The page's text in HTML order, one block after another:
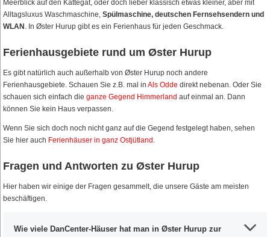
Meerblick auf den Kattegat, oder doch lieber klassisch etwas kleiner, aber mit
Alltagsluxus Waschmaschine, Spülmaschine, deutschen Fernsehsendern und
WLAN . In Øster Hurup gibt es ein Ferienhaus für jeden Geschmack.
Ferienhausgebiete rund um Øster Hurup
Es gibt natürlich auch außerhalb von Øster Hurup noch andere
Ferienhausgebiete. Schauen Sie z.B. mal in Als Odde direkt nebenan. Oder Sie
schauen sich einfach die ganze Gegend Himmerland auf einmal an. Dann
können Sie kein Haus verpassen.
Wenn Sie sich doch noch nicht ganz auf die Gegend festgelegt haben, sehen
Sie hier auch Ferienhäuser in ganz Ostjütland .
Fragen und Antworten zu Øster Hurup
Hier haben wir einige der Fragen gesammelt, die unsere Gäste am meisten
beschäftigen.
Wie viele DanCenter-Häuser hat man in Øster Hurup zur